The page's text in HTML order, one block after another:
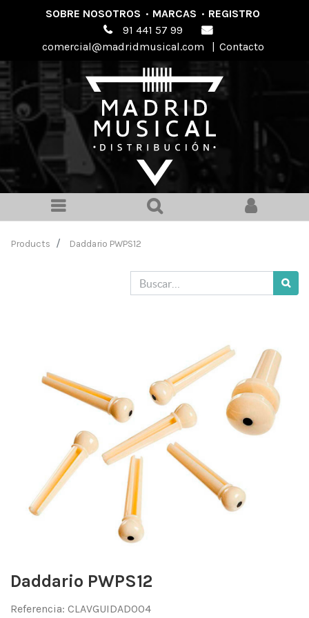
SOBRE NOSOTROS · MARCAS · REGISTRO
91 441 57 99
comercial@madridmusical.com
| Contacto
Products Daddario PWPS12
Daddario PWPS12
Referencia: CLAVGUIDAD004